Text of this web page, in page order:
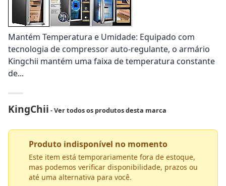
Mantém Temperatura e Umidade: Equipado com
tecnologia de compressor auto-regulante, o armário
Kingchii mantém uma faixa de temperatura constante
de...
KingChii - Ver todos os produtos desta marca
Produto indisponível no momento
Este item está temporariamente fora de estoque,
mas podemos verificar disponibilidade, prazos ou
até uma alternativa para você.